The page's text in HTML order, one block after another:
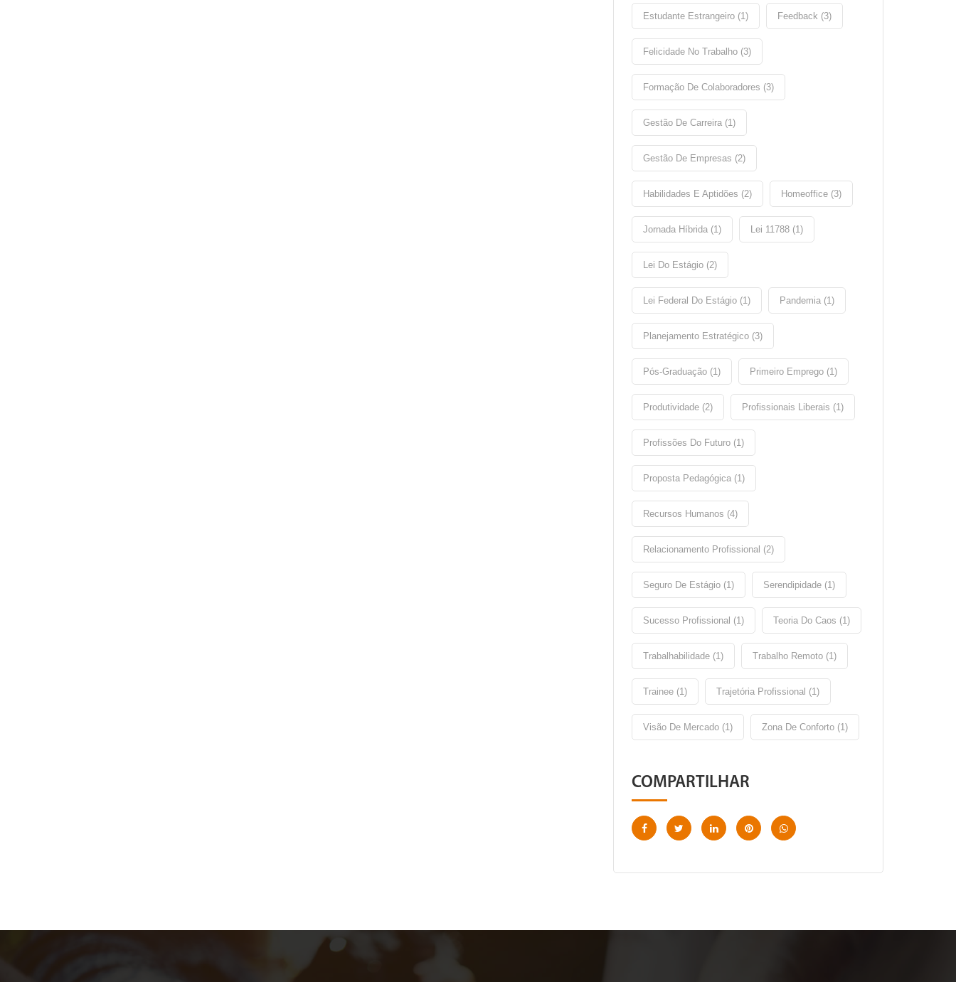
Estudante Estrangeiro (1) Feedback (3)
Felicidade No Trabalho (3)
Formação De Colaboradores (3)
Gestão De Carreira (1)
Gestão De Empresas (2)
Habilidades E Aptidões (2) Homeoffice (3)
Jornada Híbrida (1) Lei 11788 (1)
Lei Do Estágio (2)
Lei Federal Do Estágio (1) Pandemia (1)
Planejamento Estratégico (3)
Pós-Graduação (1) Primeiro Emprego (1)
Produtividade (2) Profissionais Liberais (1)
Profissões Do Futuro (1)
Proposta Pedagógica (1)
Recursos Humanos (4)
Relacionamento Profissional (2)
Seguro De Estágio (1) Serendipidade (1)
Sucesso Profissional (1) Teoria Do Caos (1)
Trabalhabilidade (1) Trabalho Remoto (1)
Trainee (1) Trajetória Profissional (1)
Visão De Mercado (1) Zona De Conforto (1)
COMPARTILHAR